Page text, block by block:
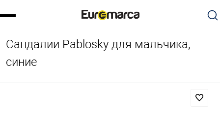
Сандалии Pablosky для мальчика,
синие